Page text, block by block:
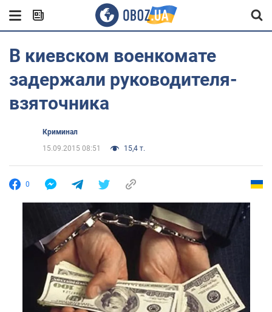
В киевском военкомате
задержали руководителя-
взяточника
Криминал
15.09.2015 08:51
15,4 т.
0